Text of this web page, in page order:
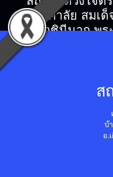
สวรรคาลัย สมเ
ราชินีนาถ พ
ส
บ้
อ.